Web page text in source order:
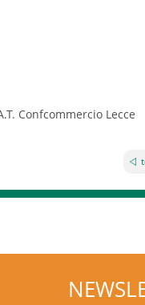
Confcommercio Lecce